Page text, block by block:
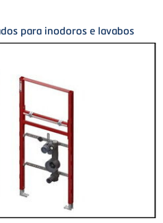
para inodoros e lavabos